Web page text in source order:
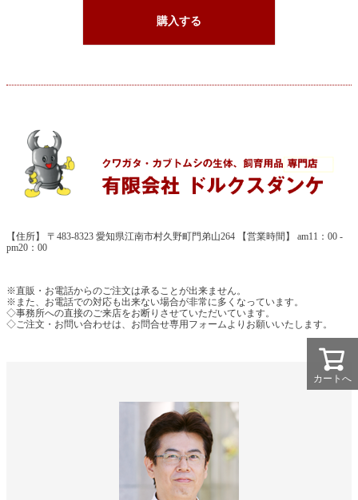
購入する
【住所】 〒483-8323 愛知県江南市村久野町門弟山264 【営業時間】 am11：00 -
pm20：00
※直販・お電話からのご注文は承ることが出来ません。
※また、お電話での対応も出来ない場合が非常に多くなっています。
◇事務所への直接のご来店をお断りさせていただいています。
◇ご注文・お問い合わせは、お問合せ専用フォームよりお願いいたします。
カートへ